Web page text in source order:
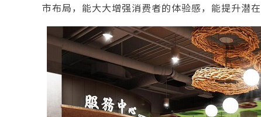
市布局，能大大增强消费者的体验感，能提升潜在